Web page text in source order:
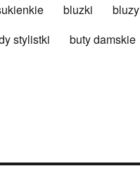
bluzki bluzy
stylistki buty damskie